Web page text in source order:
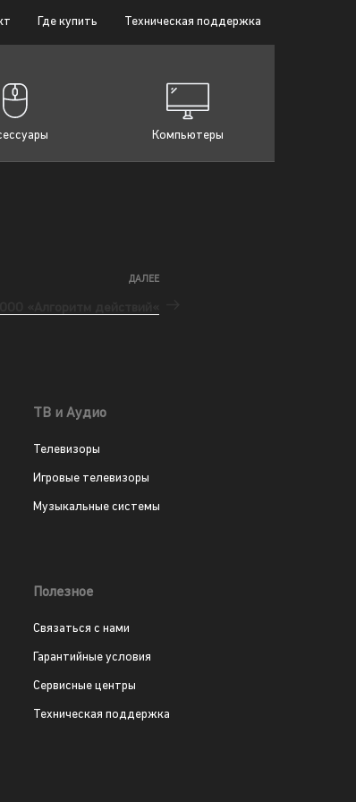
Где купить Техническая поддержка
Компьютеры
ДАЛЕЕ
ТВ и Аудио
Телевизоры
Игровые телевизоры
Музыкальные системы
Полезное
Связаться с нами
Гарантийные условия
Сервисные центры
Техническая поддержка